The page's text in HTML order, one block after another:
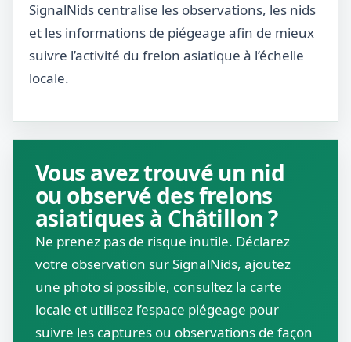
SignalNids centralise les observations, les nids
et les informations de piégeage afin de mieux
suivre l’activité du frelon asiatique à l’échelle
locale.
Vous avez trouvé un nid
ou observé des frelons
asiatiques à Châtillon ?
Ne prenez pas de risque inutile. Déclarez
votre observation sur SignalNids, ajoutez
une photo si possible, consultez la carte
locale et utilisez l’espace piégeage pour
suivre les captures ou observations de façon